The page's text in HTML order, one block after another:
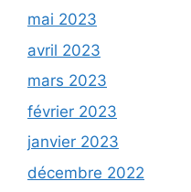
mai 2023
avril 2023
mars 2023
février 2023
janvier 2023
décembre 2022